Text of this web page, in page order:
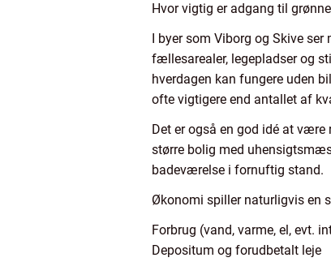
Hvor vigtig er adgang til
I byer som Viborg og Skive
fællesarealer, legepladser og
hverdagen kan fungere uden
ofte vigtigere end antallet af
Det er også en god idé at
større bolig med
badeværelse i fornuftig stand.
Økonomi spiller naturligvis en
Forbrug (vand, varme, el, evt.
Depositum og forudbetalt leje